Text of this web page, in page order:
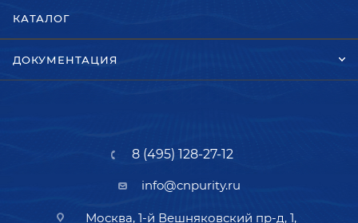
КАТАЛОГ
ДОКУМЕНТАЦИЯ
8 (495) 128-27-12
info@cnpurity.ru
Москва, 1-й Вешняковский пр-д, 1,